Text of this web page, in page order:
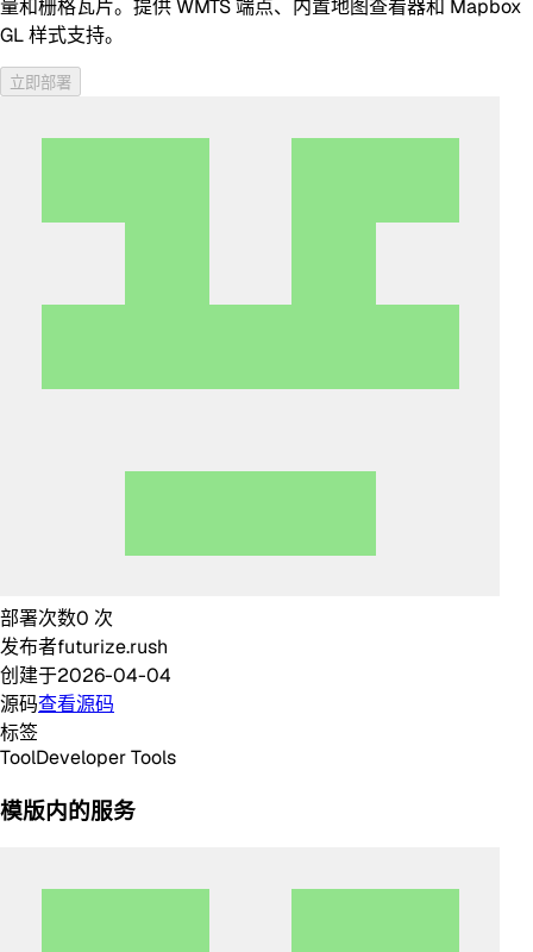
量和栅格瓦片。提供 WMTS 端点、内置地图查看器和 Mapbox
GL 样式支持。
立即部署
部署次数0 次
发布者futurize.rush
创建于2026-04-04
源码查看源码
标签
ToolDeveloper Tools
模版内的服务